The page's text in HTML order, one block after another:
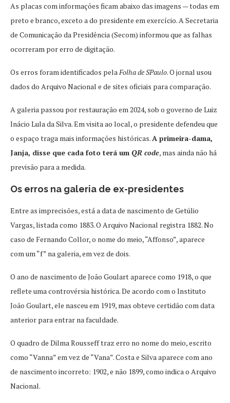
As placas com informações ficam abaixo das imagens — todas em
preto e branco, exceto a do presidente em exercício. A Secretaria
de Comunicação da Presidência (Secom) informou que as falhas
ocorreram por erro de digitação.
Os erros foram identificados pela Folha de SPaulo. O jornal usou
dados do Arquivo Nacional e de sites oficiais para comparação.
A galeria passou por restauração em 2024, sob o governo de Luiz
Inácio Lula da Silva. Em visita ao local, o presidente defendeu que
o espaço traga mais informações históricas. A primeira-dama,
Janja, disse que cada foto terá um QR code, mas ainda não há
previsão para a medida.
Os erros na galeria de ex-presidentes
Entre as imprecisões, está a data de nascimento de Getúlio
Vargas, listada como 1883. O Arquivo Nacional registra 1882. No
caso de Fernando Collor, o nome do meio, “Affonso”, aparece
com um “f” na galeria, em vez de dois.
O ano de nascimento de João Goulart aparece como 1918, o que
reflete uma controvérsia histórica. De acordo com o Instituto
João Goulart, ele nasceu em 1919, mas obteve certidão com data
anterior para entrar na faculdade.
O quadro de Dilma Rousseff traz erro no nome do meio, escrito
como “Vanna” em vez de “Vana”. Costa e Silva aparece com ano
de nascimento incorreto: 1902, e não 1899, como indica o Arquivo
Nacional.